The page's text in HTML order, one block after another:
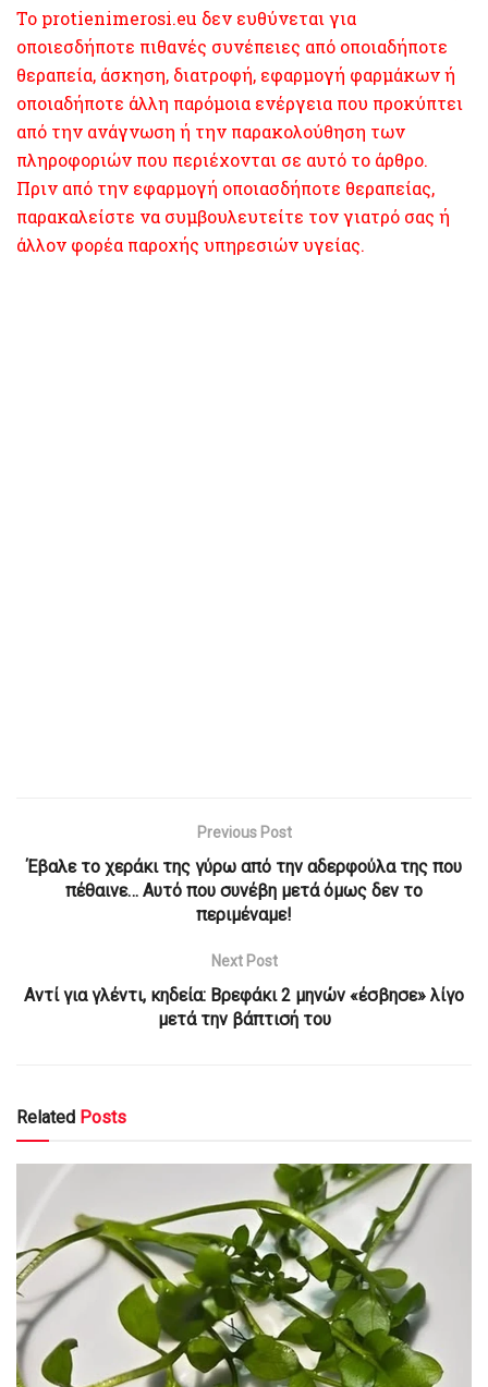
Το protienimerosi.eu δεν ευθύνεται για
οποιεσδήποτε πιθανές συνέπειες από οποιαδήποτε
θεραπεία, άσκηση, διατροφή, εφαρμογή φαρμάκων ή
οποιαδήποτε άλλη παρόμοια ενέργεια που προκύπτει
από την ανάγνωση ή την παρακολούθηση των
πληροφοριών που περιέχονται σε αυτό το άρθρο.
Πριν από την εφαρμογή οποιασδήποτε θεραπείας,
παρακαλείστε να συμβουλευτείτε τον γιατρό σας ή
άλλον φορέα παροχής υπηρεσιών υγείας.
Previous Post
Έβαλε το χεράκι της γύρω από την αδερφούλα της που
πέθαινε… Αυτό που συνέβη μετά όμως δεν το
περιμέναμε!
Next Post
Αντί για γλέντι, κηδεία: Βρεφάκι 2 μηνών «έσβησε» λίγο
μετά την βάπτισή του
Related Posts